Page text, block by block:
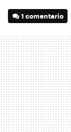
1 comentario